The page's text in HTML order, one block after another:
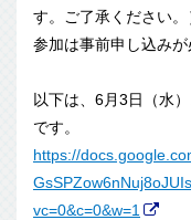
す。ご了承ください。
参加は事前申し込みが
以下は、6月3日（水
です。
https://
Gs
vc=0&c=0&w=1